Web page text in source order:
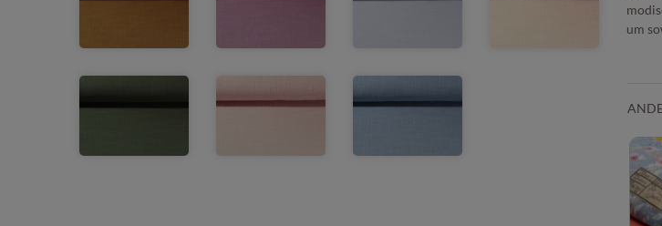
um